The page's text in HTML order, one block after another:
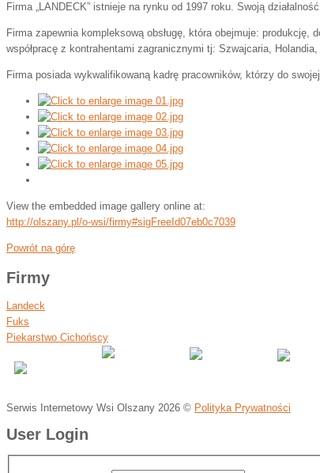
Firma „LANDECK” istnieje na rynku od 1997 roku. Swoją
Firma zapewnia kompleksową obsługę, która obejmuje:
współpracę z kontrahentami zagranicznymi tj: Szwajcaria,
Firma posiada wykwalifikowaną kadrę pracowników, którzy do
View the embedded image gallery online at:
http://olszany.pl/o-wsi/firmy#sigFreeId07eb0c7039
Powrót na górę
Firmy
Landeck
Fuks
Piekarstwo Cichońscy
Serwis Internetowy Wsi Olszany 2026 © Polityka Prywatności
User Login